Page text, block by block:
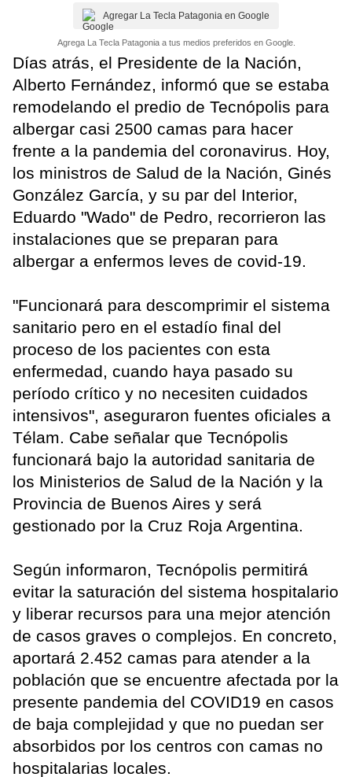
Agregar La Tecla Patagonia en Google
Agrega La Tecla Patagonia a tus medios preferidos en Google.
Días atrás, el Presidente de la Nación,
Alberto Fernández, informó que se estaba
remodelando el predio de Tecnópolis para
albergar casi 2500 camas para hacer
frente a la pandemia del coronavirus. Hoy,
los ministros de Salud de la Nación, Ginés
González García, y su par del Interior,
Eduardo "Wado" de Pedro, recorrieron las
instalaciones que se preparan para
albergar a enfermos leves de covid-19.
"Funcionará para descomprimir el sistema
sanitario pero en el estadío final del
proceso de los pacientes con esta
enfermedad, cuando haya pasado su
período crítico y no necesiten cuidados
intensivos", aseguraron fuentes oficiales a
Télam. Cabe señalar que Tecnópolis
funcionará bajo la autoridad sanitaria de
los Ministerios de Salud de la Nación y la
Provincia de Buenos Aires y será
gestionado por la Cruz Roja Argentina.
Según informaron, Tecnópolis permitirá
evitar la saturación del sistema hospitalario
y liberar recursos para una mejor atención
de casos graves o complejos. En concreto,
aportará 2.452 camas para atender a la
población que se encuentre afectada por la
presente pandemia del COVID19 en casos
de baja complejidad y que no puedan ser
absorbidos por los centros con camas no
hospitalarias locales.